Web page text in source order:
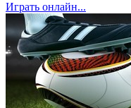
Играть онлайн...